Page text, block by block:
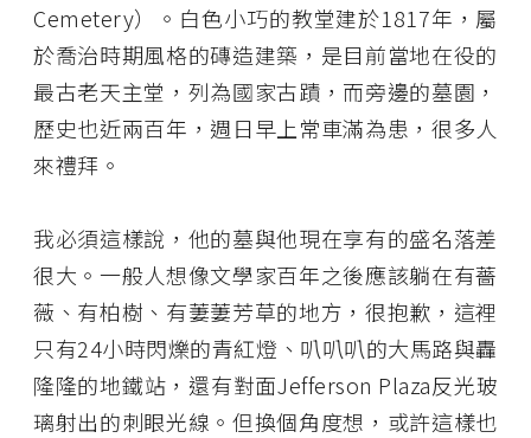
Cemetery）。白色小巧的教堂建於1817年，屬
於喬治時期風格的磚造建築，是目前當地在役的
最古老天主堂，列為國家古蹟，而旁邊的墓園，
歷史也近兩百年，週日早上常車滿為患，很多人
來禮拜。
我必須這樣說，他的墓與他現在享有的盛名落差
很大。一般人想像文學家百年之後應該躺在有薔
薇、有柏樹、有萋萋芳草的地方，很抱歉，這裡
只有24小時閃爍的青紅燈、叭叭叭的大馬路與轟
隆隆的地鐵站，還有對面Jefferson Plaza反光玻
璃射出的刺眼光線。但換個角度想，或許這樣也